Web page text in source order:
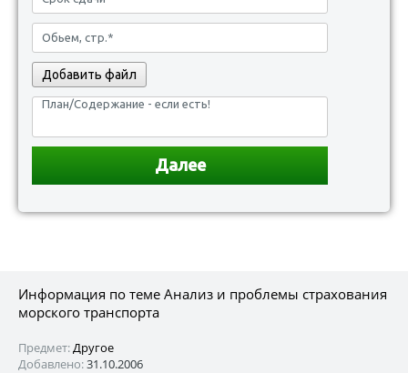
Добавить файл
Информация по теме Анализ и проблемы страхования
морского транспорта
Предмет:Другое
Добавлено:31.10.2006